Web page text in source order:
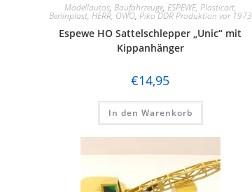
Modellautos, Baufahrzeuge, ESPEWE, Plasticart,
Berlinplast, HERR, OWO, Piko DDR Produktion vor 1973
Espewe HO Sattelschlepper „Unic“ mit
Kippanhänger
€14,95
In den Warenkorb